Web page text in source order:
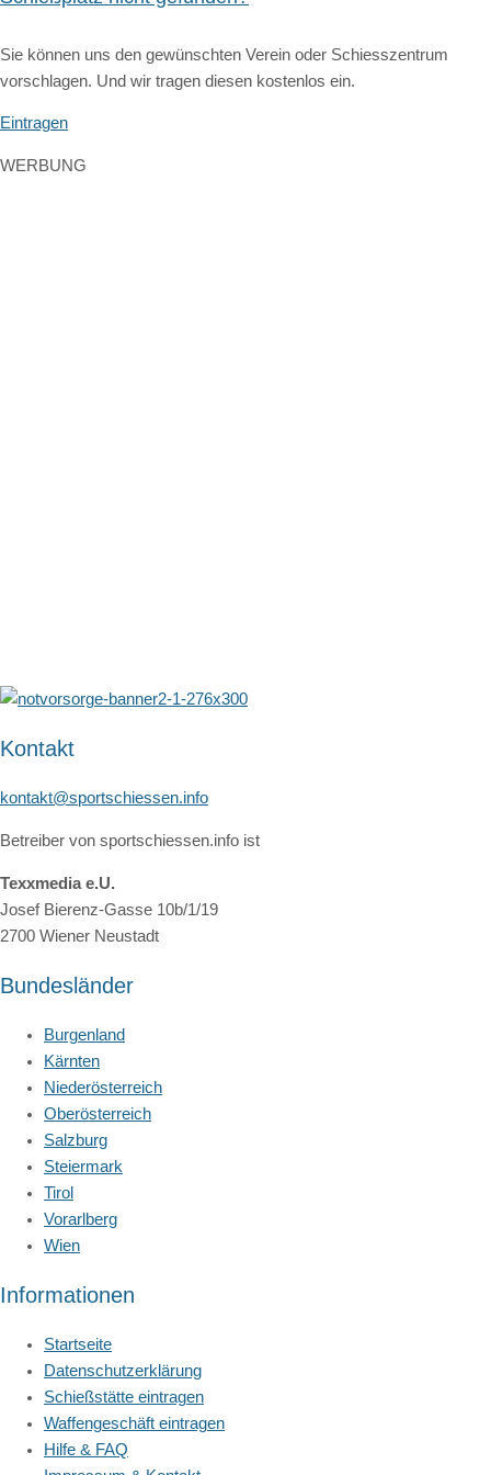
Sie können uns den gewünschten Verein oder Schiesszentrum
vorschlagen. Und wir tragen diesen kostenlos ein.
Eintragen
WERBUNG
Kontakt
kontakt@sportschiessen.info
Betreiber von sportschiessen.info ist
Texxmedia e.U.
Josef Bierenz-Gasse 10b/1/19
2700 Wiener Neustadt
Bundesländer
Burgenland
Kärnten
Niederösterreich
Oberösterreich
Salzburg
Steiermark
Tirol
Vorarlberg
Wien
Informationen
Startseite
Datenschutzerklärung
Schießstätte eintragen
Waffengeschäft eintragen
Hilfe & FAQ